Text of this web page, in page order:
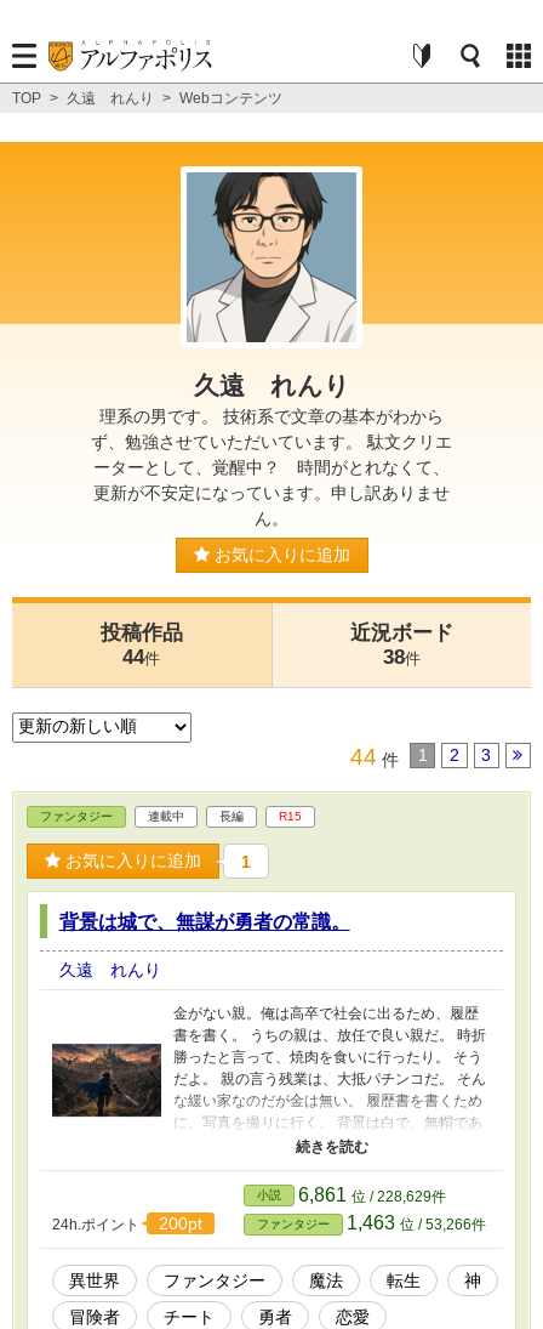
TOP > 久遠 れんり > Webコンテンツ
久遠 れんり
理系の男です。 技術系で文章の基本がわから
ず、勉強させていただいています。 駄文クリエ
ーターとして、覚醒中？ 時間がとれなくて、
更新が不安定になっています。申し訳ありませ
ん。
お気に入りに追加
投稿作品
44件
近況ボード
38件
44 件 1 2 3
ファンタジー 連載中 長編 R15
お気に入りに追加 1
背景は城で、無謀が勇者の常識。
久遠 れんり
金がない親。俺は高卒で社会に出るため、履歴
書を書く。 うちの親は、放任で良い親だ。 時折
勝ったと言って、焼肉を食いに行ったり。 そう
だよ。 親の言う残業は、大抵パチンコだ。 そん
な緩い家なのだが金は無い。 履歴書を書くため
に、写真を撮りに行く。 背景は白で、無帽であ
ること。 「インスタントで良いよな」 近くにあ
るドラッグストアにむかうために、俺は家を出
た。 写真を撮るために制服を着込んで…… 数年
後、背景は城で、無謀にも魔族の大軍に剣一つ
で挑んでいた。 縁があって、何とか就職が出来
たのだ。 いや就職させられたのだ。 平凡な人生
を送りたかったのに…… この物語は、演出とし
て、飲酒や喫煙、禁止薬物の使用、暴力行為等
書かれていますが、法律・法令に反する行為を
24h.ポイント 200pt
小説 6,861 位 / 228,629件
ファンタジー 1,463 位 / 53,266件
異世界 ファンタジー 魔法 転生
神
冒険者
チート 勇者 恋愛